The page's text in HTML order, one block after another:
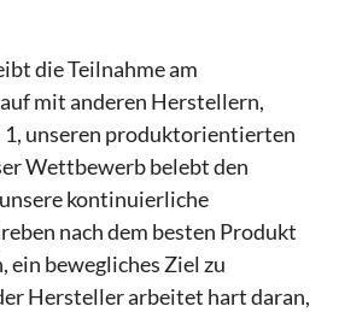
die Teilnahme am
mit anderen Herstellern,
1, unseren produktorientierten
Wettbewerb belebt den
kontinuierliche
nach dem besten Produkt
ein bewegliches Ziel zu
Hersteller arbeitet hart daran,